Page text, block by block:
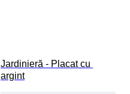
Jardinieră - Placat cu
argint